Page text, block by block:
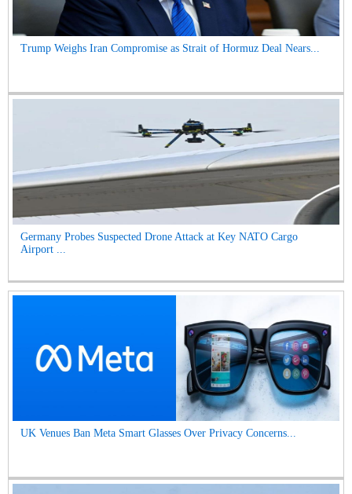
Trump Weighs Iran Compromise as Strait of Hormuz Deal Nears...
Germany Probes Suspected Drone Attack at Key NATO Cargo
Airport ...
UK Venues Ban Meta Smart Glasses Over Privacy Concerns...